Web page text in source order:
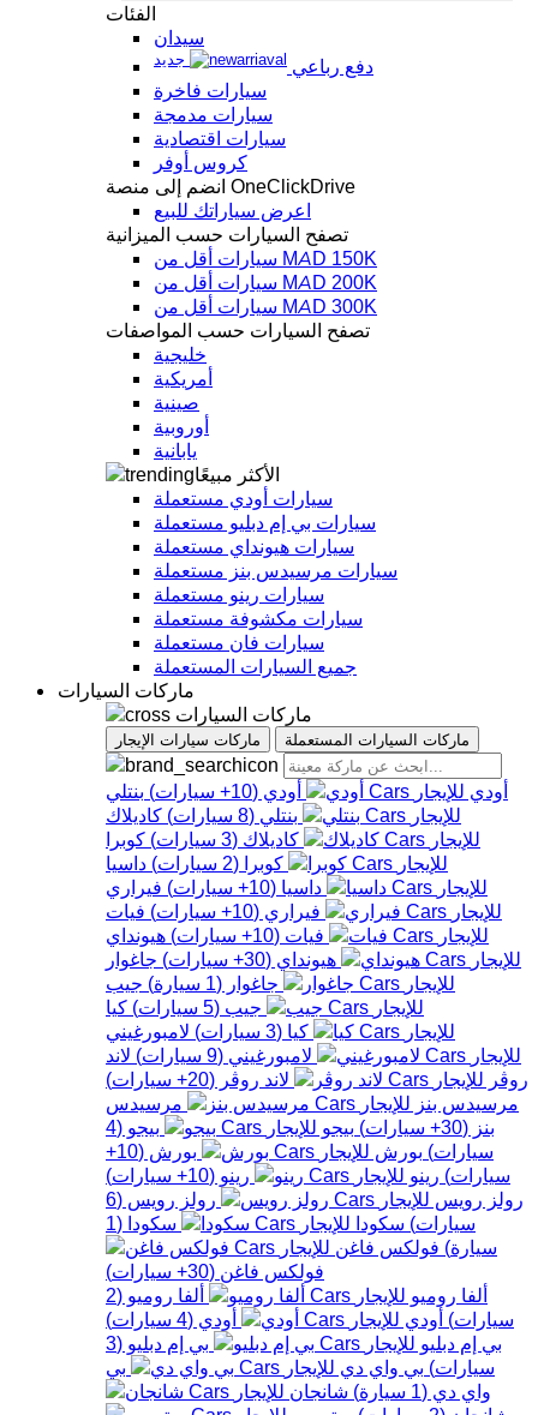
الفئات
سيدان
دفع رباعي
جديد
سيارات فاخرة
سيارات مدمجة
سيارات اقتصادية
كروس أوفر
انضم إلى منصة OneClickDrive
اعرض سياراتك للبيع
تصفح السيارات حسب الميزانية
سيارات أقل من MAD 150K
سيارات أقل من MAD 200K
سيارات أقل من MAD 300K
تصفح السيارات حسب المواصفات
خليجية
أمريكية
صينية
أوروبية
يابانية
الأكثر مبيعًا
سيارات أودي مستعملة
سيارات بي إم دبليو مستعملة
سيارات هيونداي مستعملة
سيارات مرسيدس بنز مستعملة
سيارات رينو مستعملة
سيارات مكشوفة مستعملة
سيارات فان مستعملة
جميع السيارات المستعملة
ماركات السيارات
ماركات السيارات
ماركات سيارات الإيجار ماركات السيارات المستعملة
أودي أودي (
10+ سيارات) بنتلي
بنتلي (
8 سيارات) كاديلاك
كاديلاك (
3 سيارات) كوبرا
كوبرا (
2 سيارات) داسيا
داسيا (
10+ سيارات) فيراري
فيراري (
10+ سيارات) فيات
فيات (
10+ سيارات) هيونداي
هيونداي (
30+ سيارات) جاغوار
جاغوار (
1 سيارة) جيب
جيب (
5 سيارات) كيا
كيا (
3 سيارات) لامبورغيني
لامبورغيني (
9 سيارات) لاند
روڤر
لاند روڤر (
20+ سيارات)
مرسيدس بنز
مرسيدس
بنز (
30+ سيارات) بيجو بيجو (
4
سيارات) بورش بورش (
10+
سيارات) رينو رينو (
10+ سيارات)
رولز رويس
رولز رويس (
6
سيارات) سكودا سكودا (
1
سيارة) فولكس فاغن
فولكس فاغن (
30+ سيارات)
ألفا روميو
ألفا روميو (
2
سيارات) أودي أودي (
4 سيارات)
بي إم دبليو
بي إم دبليو (
3
سيارات) بي واي دي
بي
واي دي (
1 سيارة) شانجان